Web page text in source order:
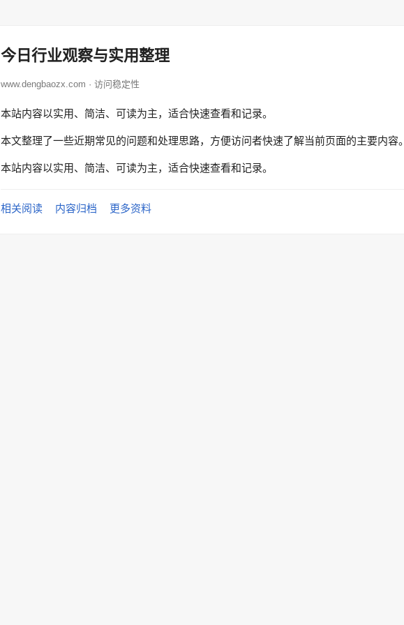
今日行业观察与实用整理
www.dengbaozx.com · 访问稳定性
本站内容以实用、简洁、可读为主，适合快速查看和记录。
本文整理了一些近期常见的问题和处理思路，方便访问者快速了解当前页面的主要内容。
本站内容以实用、简洁、可读为主，适合快速查看和记录。
相关阅读 内容归档 更多资料